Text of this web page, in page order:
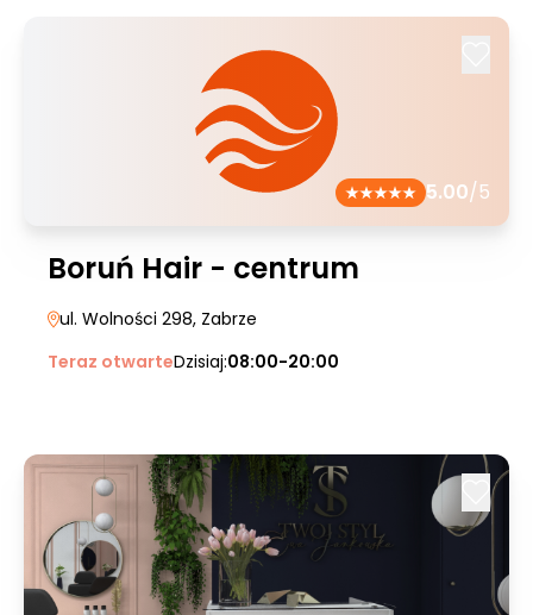
5.00/5
Boruń Hair - centrum
ul. Wolności 298, Zabrze
Teraz otwarteDzisiaj:08:00-20:00